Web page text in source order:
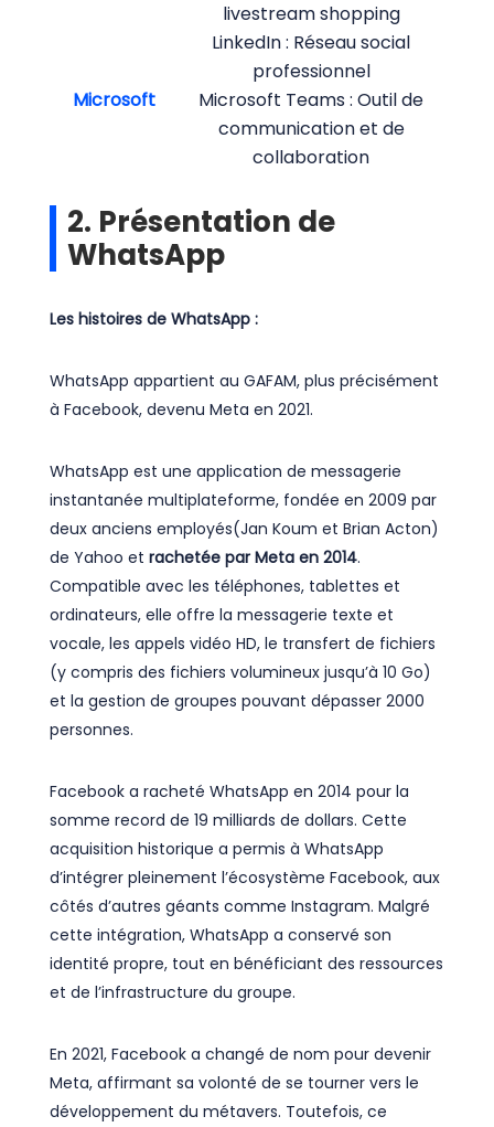
livestream shopping
Microsoft
LinkedIn : Réseau social
professionnel
Microsoft Teams : Outil de
communication et de
collaboration
2. Présentation de
WhatsApp
Les histoires de WhatsApp :
WhatsApp appartient au GAFAM, plus précisément
à Facebook, devenu Meta en 2021.
WhatsApp est une application de messagerie
instantanée multiplateforme, fondée en 2009 par
deux anciens employés(Jan Koum et Brian Acton)
de Yahoo et rachetée par Meta en 2014.
Compatible avec les téléphones, tablettes et
ordinateurs, elle offre la messagerie texte et
vocale, les appels vidéo HD, le transfert de fichiers
(y compris des fichiers volumineux jusqu’à 10 Go)
et la gestion de groupes pouvant dépasser 2000
personnes.
Facebook a racheté WhatsApp en 2014 pour la
somme record de 19 milliards de dollars. Cette
acquisition historique a permis à WhatsApp
d’intégrer pleinement l’écosystème Facebook, aux
côtés d’autres géants comme Instagram. Malgré
cette intégration, WhatsApp a conservé son
identité propre, tout en bénéficiant des ressources
et de l’infrastructure du groupe.
En 2021, Facebook a changé de nom pour devenir
Meta, affirmant sa volonté de se tourner vers le
développement du métavers. Toutefois, ce